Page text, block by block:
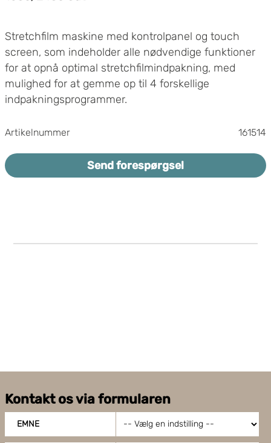
KW
Stretchfilm maskine med kontrolpanel og touch
screen, som indeholder alle nødvendige funktioner
for at opnå optimal stretchfilmindpakning, med
mulighed for at gemme op til 4 forskellige
indpakningsprogrammer.
Drejebord diameter 1650mm med truckudtag
Maks pallestørrelse 1000x1200mm
Maks last 1200kg
Blød opstart og blød stop for drejebordet
Automatisk filmklipning
Mulighed for at forprogrammere 4 forskellige
Elektrisk tilslutning: 230 V - 50/60 Hz - 1 Ph, 1,0
KW.
Artikelnummer 161514
Send forespørgsel
Kontakt os via formularen
EMNE